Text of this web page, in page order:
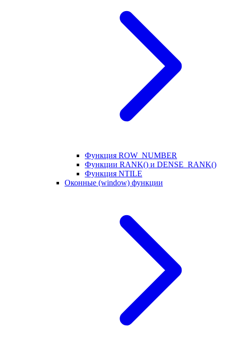
Функция ROW_NUMBER
Функции RANK() и DENSE_RANK()
Функция NTILE
Оконные (window) функции